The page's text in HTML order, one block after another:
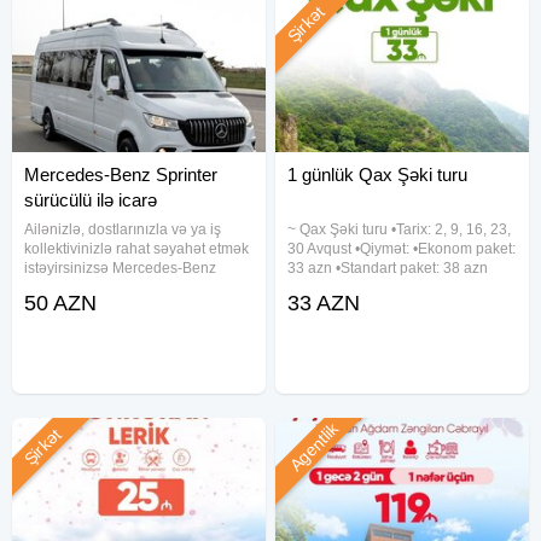
ödəniş etməklə.
*Diqqət*
✓ Tura 3 gün və ya az müddət qaldıqda ləğv etdiyiniz
təqdirdə ödəniş geri qaytarılmır
✓ Hava şəraitini nəzərə alaraq dəyişək geyim və ayaqqabı
_______________
Mercedes-Benz Sprinter
sürücülü ilə icarə
Ailənizlə, dostlarınızla və ya iş
kollektivinizlə rahat səyahət etmək
istəyirsinizsə Mercedes-Benz
sürücü ilə xidmətinizə təqdim
50 AZN
1 günlük Qax Şəki turu
~ Qax Şəki turu •Tarix: 2, 9, 16, 23,
30 Avqust •Qiymət: •Ekonom paket:
33 azn •Standart paket: 38 azn
xidməti •Ekskursiyalar •Çay süfrəsi
Şirkət
33 AZN
Şirkət Agentlik